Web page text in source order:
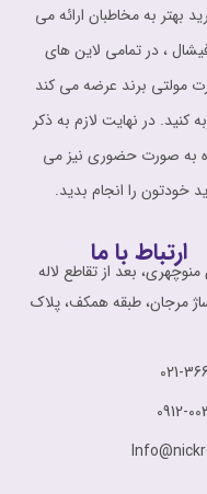
خرید بهتر به مخاطبان ارائه می
، در تمامی لاین های
مولتی برند عرضه می کند
کنید. در نهایت لازم به ذکر
به صورت حضوری نیز می
خودتون را انجام بدید.
ارتباط با ما
منوچهری، بعد از تقاطع لاله
مرجان، طبقه همکف، پلاک
021-
0912-